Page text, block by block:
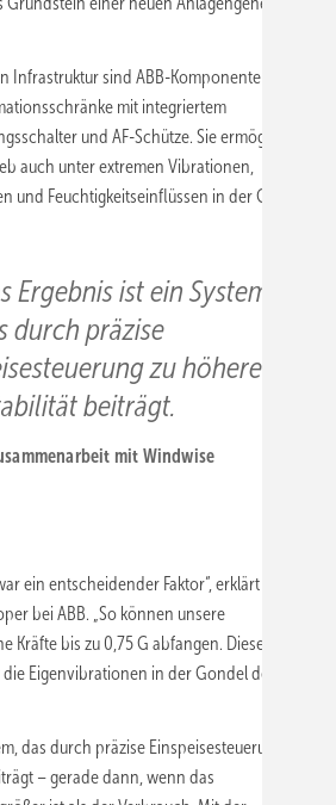
Infrastruktur sind ABB-Komponenten:
mit integriertem
und AF-Schütze. Sie ermöglichen
auch unter extremen Vibrationen,
und Feuchtigkeitseinflüssen in der Gondel.
Ergebnis ist ein System,
durch präzise
zu höherer
beiträgt.
mit Windwise
ein entscheidender Faktor“, erklärt Jannik
bei ABB. „So können unsere
Kräfte bis zu 0,75 G abfangen. Diese
Eigenvibrationen in der Gondel der
das durch präzise Einspeisesteuerung zu
– gerade dann, wenn das